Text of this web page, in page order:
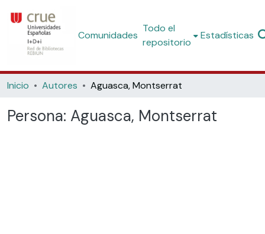
Comunidades
Todo el
repositorio
Estadísticas
Inicio Autores Aguasca, Montserrat
Persona: Aguasca, Montserrat